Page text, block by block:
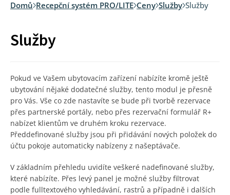
Domů Recepční systém PRO/LITE Ceny Služby Služby
Služby
Pokud ve Vašem ubytovacím zařízení nabízíte kromě ještě
ubytování nějaké dodatečné služby, tento modul je přesně
pro Vás. Vše co zde nastavíte se bude při tvorbě rezervace
přes partnerské portály, nebo přes rezervační formulář R+
nabízet klientům ve druhém kroku rezervace.
Předdefinované služby jsou při přidávání nových položek do
účtu pokoje automaticky nabízeny z našeptávače.
V základním přehledu uvidíte veškeré nadefinované služby,
které nabízíte. Přes levý panel je možné služby filtrovat
podle fulltextového vyhledávání, rastrů a případně i dalších